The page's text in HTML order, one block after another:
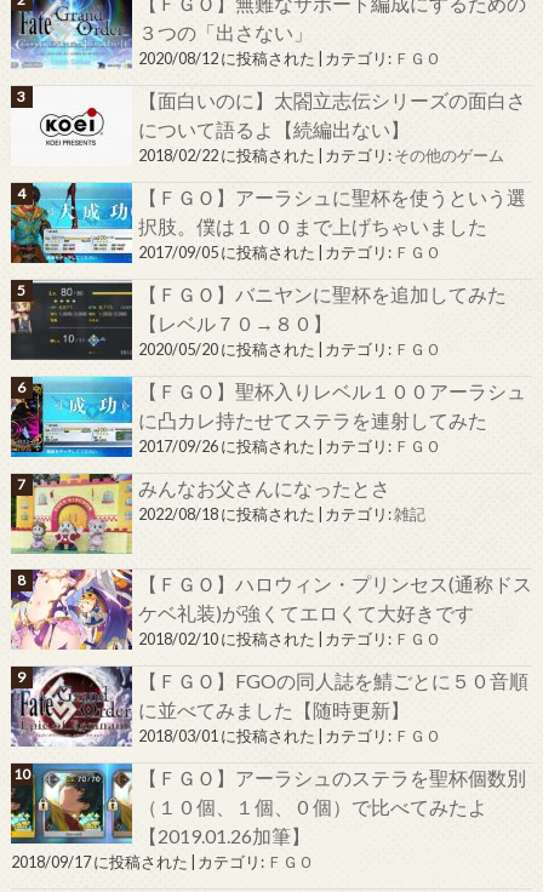
３つの「出さない」
2020/08/12 に投稿された カテゴリ: ＦＧＯ
【面白いのに】太閤立志伝シリーズの面白さ
について語るよ【続編出ない】
2018/02/22 に投稿された カテゴリ:その他のゲーム
【ＦＧＯ】アーラシュに聖杯を使うという選
択肢。僕は１００まで上げちゃいました
2017/09/05 に投稿された カテゴリ: ＦＧＯ
【ＦＧＯ】バニヤンに聖杯を追加してみた
【レベル７０→８０】
2020/05/20 に投稿された カテゴリ: ＦＧＯ
【ＦＧＯ】聖杯入りレベル１００アーラシュ
に凸カレ持たせてステラを連射してみた
2017/09/26 に投稿された カテゴリ: ＦＧＯ
みんなお父さんになったとさ
2022/08/18 に投稿された カテゴリ:雑記
【ＦＧＯ】ハロウィン・プリンセス(通称ドス
ケベ礼装)が強くてエロくて大好きです
2018/02/10 に投稿された カテゴリ: ＦＧＯ
【ＦＧＯ】FGOの同人誌を鯖ごとに５０音順
に並べてみました【随時更新】
2018/03/01 に投稿された カテゴリ: ＦＧＯ
【ＦＧＯ】アーラシュのステラを聖杯個数別
（１０個、１個、０個）で比べてみたよ
【2019.01.26加筆】
2018/09/17 に投稿された カテゴリ: ＦＧＯ